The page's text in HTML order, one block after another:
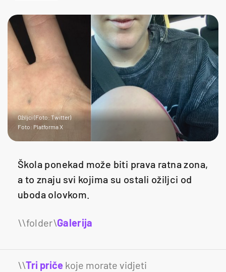
Ožiljci (Foto: Twitter)
Foto: Platforma X
Škola ponekad može biti prava ratna zona,
a to znaju svi kojima su ostali ožiljci od
uboda olovkom.
Galerija
\\Tri priče koje morate vidjeti